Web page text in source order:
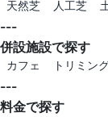
天然芝 人工芝
---
併設施設で探す
カフェ トリミン
---
料金で探す